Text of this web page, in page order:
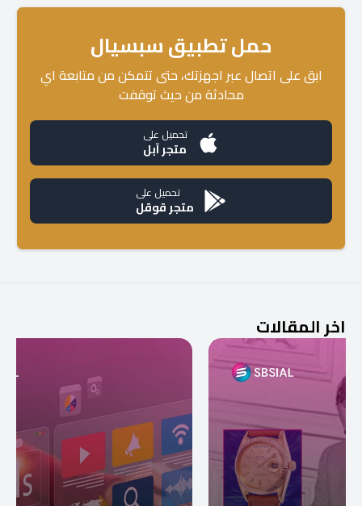
حمل تطبيق سبسيال
ابق على اتصال عبر اجهزتك، حتى تتمكن من متابعة اي
محادثة من حيث توقفت
تحميل على
متجر آبل
تحميل على
متجر قوقل
اخر المقالات